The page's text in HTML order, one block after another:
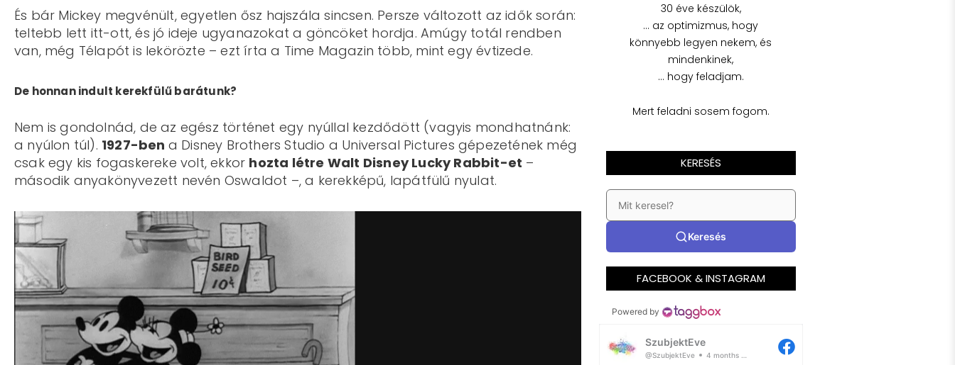
És bár Mickey megvénült, egyetlen ősz hajszála sincsen. Persze változott az idők során:
teltebb lett itt-ott, és jó ideje ugyanazokat a göncöket hordja. Amúgy totál rendben
van, még Télapót is lekörözte – ezt írta a Time Magazin több, mint egy évtizede.
De honnan indult kerekfülű barátunk?
Nem is gondolnád, de az egész történet egy nyúllal kezdődött (vagyis mondhatnánk:
a nyúlon túl). 1927-ben a Disney Brothers Studio a Universal Pictures gépezetének még
csak egy kis fogaskereke volt, ekkor hozta létre Walt Disney Lucky Rabbit-et –
második anyakönyvezett nevén Oswaldot –, a kerekképű, lapátfülű nyulat.
30 éve készülök,
… az optimizmus, hogy
könnyebb legyen nekem, és
mindenkinek,
… hogy feladjam.
Mert feladni sosem fogom.
KERESÉS
Keresés
FACEBOOK & INSTAGRAM
Powered by
SzubjektEve
@SzubjektEve